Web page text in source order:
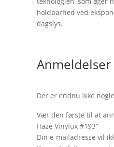
holdbarhed ved
dagslys.
Anmeldelser
Der er endnu ikke
Vær den første til at
Haze Vinylux #193”
Din e-mailadresse vil